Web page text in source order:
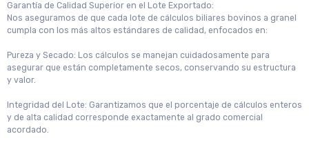
Garantía de Calidad Superior en el Lote Exportado:
Nos aseguramos de que cada lote de cálculos biliares bovinos a granel
cumpla con los más altos estándares de calidad, enfocados en:
Pureza y Secado: Los cálculos se manejan cuidadosamente para
asegurar que están completamente secos, conservando su estructura
y valor.
Integridad del Lote: Garantizamos que el porcentaje de cálculos enteros
y de alta calidad corresponde exactamente al grado comercial
acordado.